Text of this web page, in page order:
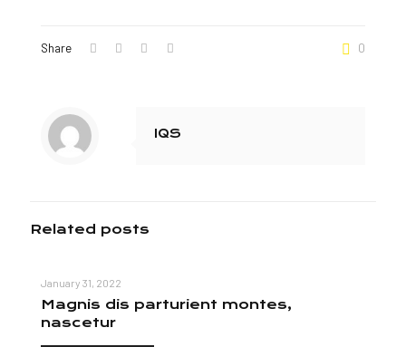
Share 0
IQS
Related posts
January 31, 2022
Magnis dis parturient montes,
nascetur